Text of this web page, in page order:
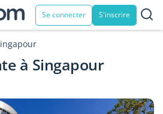
Se connecter S'inscrire
à Singapour